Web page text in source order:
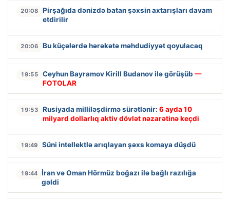
20:08
Pirşağıda dənizdə batan şəxsin axtarışları davam
etdirilir
20:06 Bu küçələrdə hərəkətə məhdudiyyət qoyulacaq
19:55 Ceyhun Bayramov Kirill Budanov ilə görüşüb —
FOTOLAR
19:53 Rusiyada milliləşdirmə sürətlənir: 6 ayda 10
milyard dollarlıq aktiv dövlət nəzarətinə keçdi
19:49 Süni intellektlə arıqlayan şəxs komaya düşdü
19:44 İran və Oman Hörmüz boğazı ilə bağlı razılığa
gəldi